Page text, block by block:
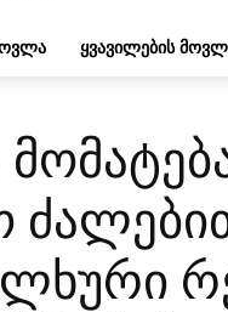
ᲧᲕᲐᲕᲘᲚᲔᲑᲘᲡ